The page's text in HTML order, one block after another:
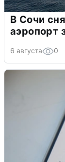
В Сочи
аэропорт
6 августа 0